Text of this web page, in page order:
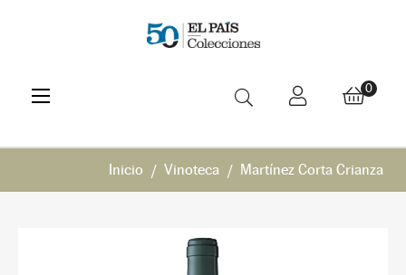
Navegación
de
☰ 0
Inicio Vinoteca Martínez Corta Crianza